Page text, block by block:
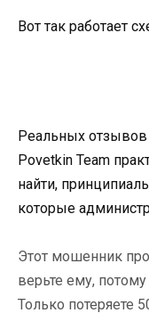
Вот так работает
Реальных отзывов
Povetkin Team
найти,
которые
Этот мошенник
верьте ему, потому
Только потеряете